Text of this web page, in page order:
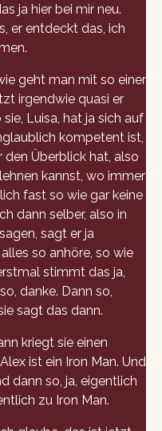
ja hier bei mir neu.
er entdeckt das, ich
geht man mit so einer
irgendwie quasi er
Luisa, hat ja sich auf
kompetent ist,
Überblick hat, also
kannst, wo immer
fast so wie gar keine
dann selber, also in
sagt er ja
so anhöre, so wie
stimmt das ja,
danke. Dann so,
sagt das dann.
kriegt sie einen
ist ein Iron Man. Und
dann so, ja, eigentlich
zu Iron Man.